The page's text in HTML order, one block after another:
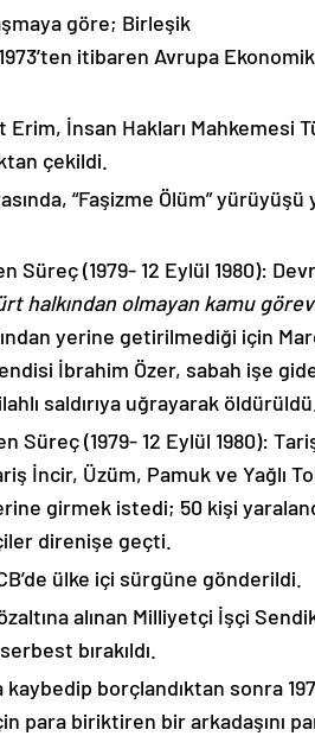
göre; Birleşik
itibaren Avrupa Ekonomik
Erim, İnsan Hakları Mahkemesi
çekildi.
“Faşizme Ölüm” yürüyüşü
Süreç (1979- 12 Eylül 1980):
halkından olmayan kamu
yerine getirilmediği için
İbrahim Özer, sabah işe
saldırıya uğrayarak öldürüldü.
Süreç (1979- 12 Eylül 1980):
İncir, Üzüm, Pamuk ve Yağlı
girmek istedi; 50 kişi
direnişe geçti.
ülke içi sürgüne gönderildi.
alınan Milliyetçi İşçi
bırakıldı.
borçlandıktan sonra
para biriktiren bir arkadaşını